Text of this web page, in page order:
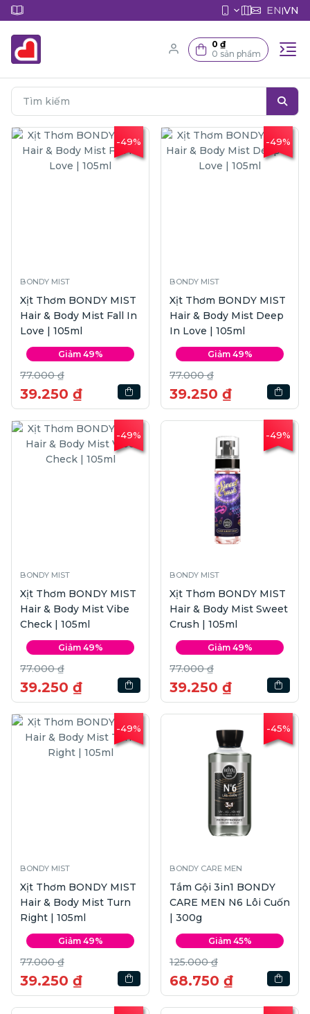
EN|VN
0 ₫
0 sản phẩm
-49%
BONDY MIST
Xịt Thơm BONDY MIST
Hair & Body Mist Fall In
Love | 105ml
Giảm 49%
77.000 ₫
39.250 ₫
-49%
BONDY MIST
Xịt Thơm BONDY MIST
Hair & Body Mist Deep
In Love | 105ml
Giảm 49%
77.000 ₫
39.250 ₫
-49%
BONDY MIST
Xịt Thơm BONDY MIST
Hair & Body Mist Vibe
Check | 105ml
Giảm 49%
77.000 ₫
39.250 ₫
-49%
BONDY MIST
Xịt Thơm BONDY MIST
Hair & Body Mist Sweet
Crush | 105ml
Giảm 49%
77.000 ₫
39.250 ₫
-49%
BONDY MIST
Xịt Thơm BONDY MIST
Hair & Body Mist Turn
Right | 105ml
Giảm 49%
77.000 ₫
39.250 ₫
-45%
BONDY CARE MEN
Tắm Gội 3in1 BONDY
CARE MEN N6 Lôi Cuốn
| 300g
Giảm 45%
125.000 ₫
68.750 ₫